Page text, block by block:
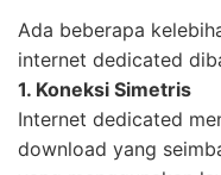
Ada beberapa
internet dedicated
1. Koneksi Simetris
Internet dedicated
download yang